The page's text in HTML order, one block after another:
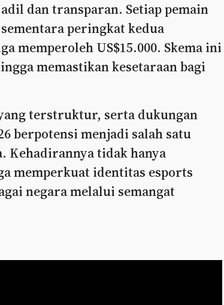
dan transparan. Setiap pemain
peringkat kedua
memperoleh US$15.000. Skema ini
memastikan kesetaraan bagi
terstruktur, serta dukungan
berpotensi menjadi salah satu
Kehadirannya tidak hanya
memperkuat identitas esports
negara melalui semangat